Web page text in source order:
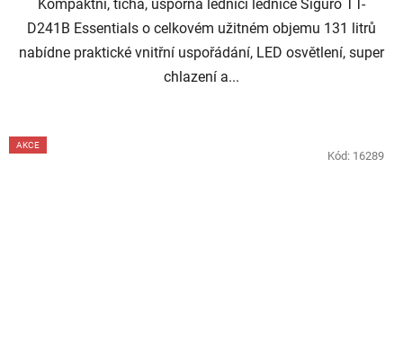
Kompaktní, tichá, úsporná lednici lednice Siguro TT-
D241B Essentials o celkovém užitném objemu 131 litrů
nabídne praktické vnitřní uspořádání, LED osvětlení, super
chlazení a...
AKCE
Kód: 16289